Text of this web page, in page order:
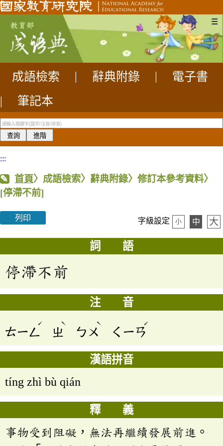
☰
成語檢索 辭典附錄
電子書
|
筆記本
:::
首頁〉成語檢索〉辭典附錄〉修訂本參考資料〉
[停滯不前]
列印 字級設定 小 中 大
詞 語
停滯不前
注 音
ㄊㄧㄥ
ˊ
ㄓ
ˋ
ㄅㄨ
ˋ
ㄑㄧㄢ
ˊ
漢語拼音
tíng zhì bù qián
釋 義
事物受到阻礙，無法再繼續發展前進。